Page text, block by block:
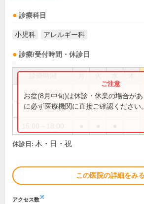
診療科目
小児科 アレルギー科
診療/受付時間・休診日
9:00～12:00 ● ● ●
10:30～13:30
お盆(8月中旬)は休診・休業の場合が
に必ず医療機関に直接ご確認ください。
休診日: 木・日・祝
この医院の詳細をみる
アクセス数※